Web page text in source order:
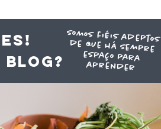
blog?
somos fiéis adeptos
de que há sempre
espaço para
aprender